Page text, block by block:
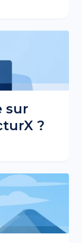
sur
?